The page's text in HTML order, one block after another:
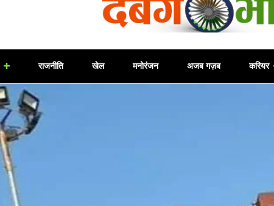
राजनीति खेल मनोरंजन अजब गज़ब करियर